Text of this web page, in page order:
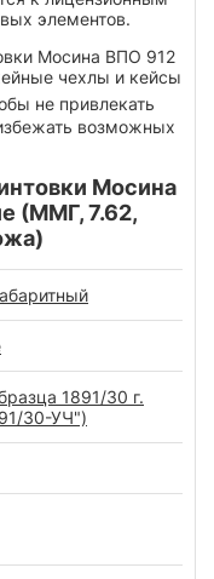
элементов.
Мосина ВПО 912
чехлы и кейсы
не привлекать
возможных
Мосина
(ММГ, 7.62,
1891/30 г.
30-УЧ")